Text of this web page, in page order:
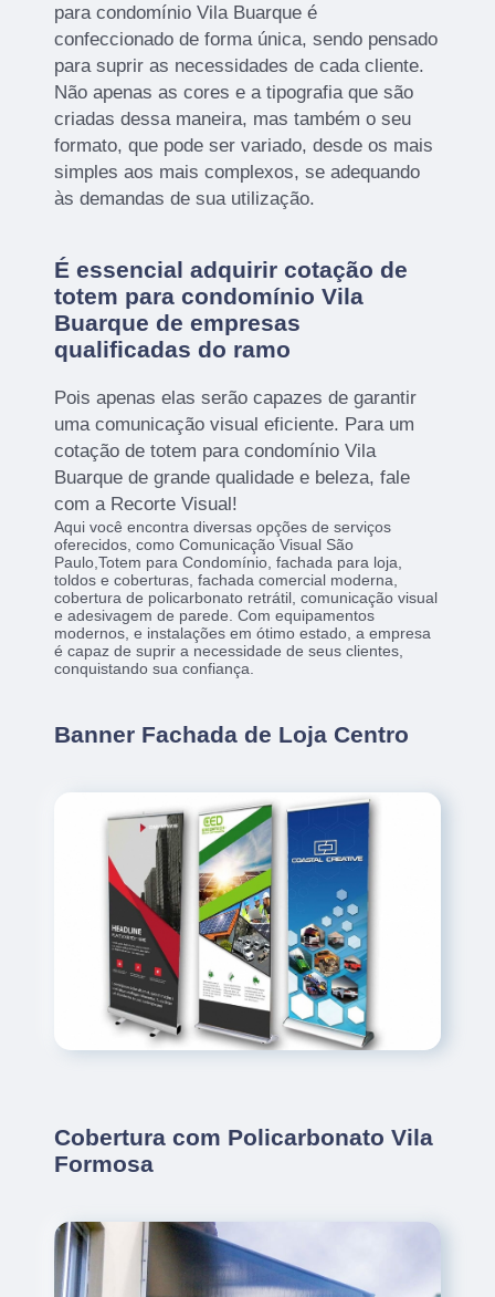
para condomínio Vila Buarque é
confeccionado de forma única, sendo pensado
para suprir as necessidades de cada cliente.
Não apenas as cores e a tipografia que são
criadas dessa maneira, mas também o seu
formato, que pode ser variado, desde os mais
simples aos mais complexos, se adequando
às demandas de sua utilização.
É essencial adquirir cotação de
totem para condomínio Vila
Buarque de empresas
qualificadas do ramo
Pois apenas elas serão capazes de garantir
uma comunicação visual eficiente. Para um
cotação de totem para condomínio Vila
Buarque de grande qualidade e beleza, fale
com a Recorte Visual!
Aqui você encontra diversas opções de serviços
oferecidos, como Comunicação Visual São
Paulo,Totem para Condomínio, fachada para loja,
toldos e coberturas, fachada comercial moderna,
cobertura de policarbonato retrátil, comunicação visual
e adesivagem de parede. Com equipamentos
modernos, e instalações em ótimo estado, a empresa
é capaz de suprir a necessidade de seus clientes,
conquistando sua confiança.
Banner Fachada de Loja Centro
Cobertura com Policarbonato Vila
Formosa